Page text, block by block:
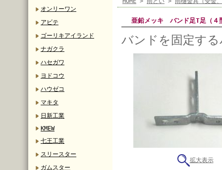
オンリーワン
アビテ
ゴーリキアイランド
ナガクラ
ハセガワ
ヨドコウ
ハウゼコ
マキタ
日新工業
KMEW
七王工業
スリースター
ガムスター
亜鉛メッキ バンド足T足（
バンドを固定す
拡大表示